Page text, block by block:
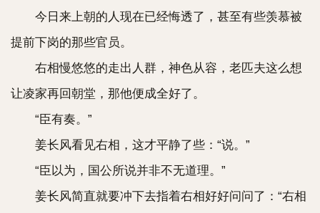
今日来上朝的人现在已经悔透了，甚至有些羡慕被
提前下岗的那些官员。
右相慢悠悠的走出人群，神色从容，老匹夫这么想
让凌家再回朝堂，那他便成全好了。
“臣有奏。”
姜长风看见右相，这才平静了些：“说。”
“臣以为，国公所说并非不无道理。”
姜长风简直就要冲下去指着右相好好问问了：“右相